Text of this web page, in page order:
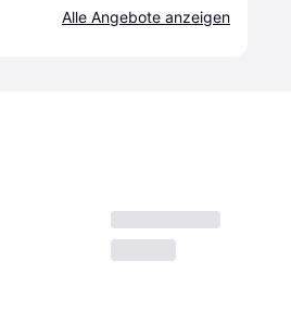
Alle Angebote anzeigen